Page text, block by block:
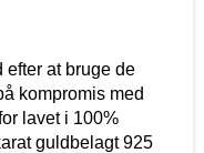
at bruge de
kompromis med
lavet i 100%
guldbelagt 925